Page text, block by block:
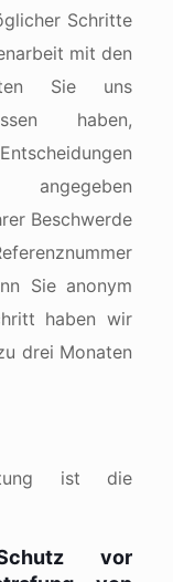
Schritte
mit den
Sie uns
haben,
Beschwerde
Sie anonym
haben wir
drei Monaten
ist die
vor